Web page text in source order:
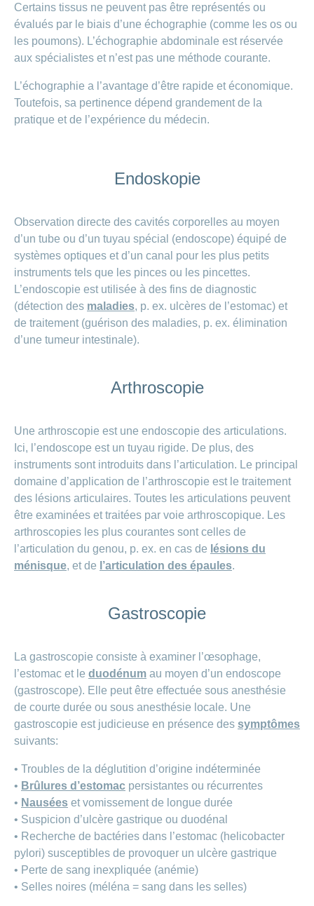
Certains tissus ne peuvent pas être représentés ou
évalués par le biais d’une échographie (comme les os ou
les poumons). L’échographie abdominale est réservée
aux spécialistes et n’est pas une méthode courante.
L’échographie a l’avantage d’être rapide et économique.
Toutefois, sa pertinence dépend grandement de la
pratique et de l’expérience du médecin.
Endoskopie
Observation directe des cavités corporelles au moyen
d’un tube ou d’un tuyau spécial (endoscope) équipé de
systèmes optiques et d’un canal pour les plus petits
instruments tels que les pinces ou les pincettes.
L’endoscopie est utilisée à des fins de diagnostic
(détection des maladies, p. ex. ulcères de l’estomac) et
de traitement (guérison des maladies, p. ex. élimination
d’une tumeur intestinale).
Arthroscopie
Une arthroscopie est une endoscopie des articulations.
Ici, l’endoscope est un tuyau rigide. De plus, des
instruments sont introduits dans l’articulation. Le principal
domaine d’application de l’arthroscopie est le traitement
des lésions articulaires. Toutes les articulations peuvent
être examinées et traitées par voie arthroscopique. Les
arthroscopies les plus courantes sont celles de
l’articulation du genou, p. ex. en cas de lésions du
ménisque, et de l’articulation des épaules.
Gastroscopie
La gastroscopie consiste à examiner l’œsophage,
l’estomac et le duodénum au moyen d’un endoscope
(gastroscope). Elle peut être effectuée sous anesthésie
de courte durée ou sous anesthésie locale. Une
gastroscopie est judicieuse en présence des symptômes
suivants:
• Troubles de la déglutition d’origine indéterminée
• Brûlures d’estomac persistantes ou récurrentes
• Nausées et vomissement de longue durée
• Suspicion d’ulcère gastrique ou duodénal
• Recherche de bactéries dans l’estomac (helicobacter
pylori) susceptibles de provoquer un ulcère gastrique
• Perte de sang inexpliquée (anémie)
• Selles noires (méléna = sang dans les selles)